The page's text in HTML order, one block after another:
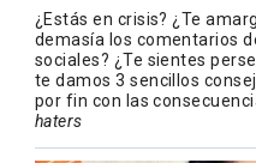
¿Estás en crisis? ¿Te
demasía los comentarios
sociales? ¿Te sientes
te damos 3 sencillos
por fin con las
haters